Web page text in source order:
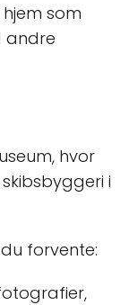
som
andre
hvor
i
forvente: